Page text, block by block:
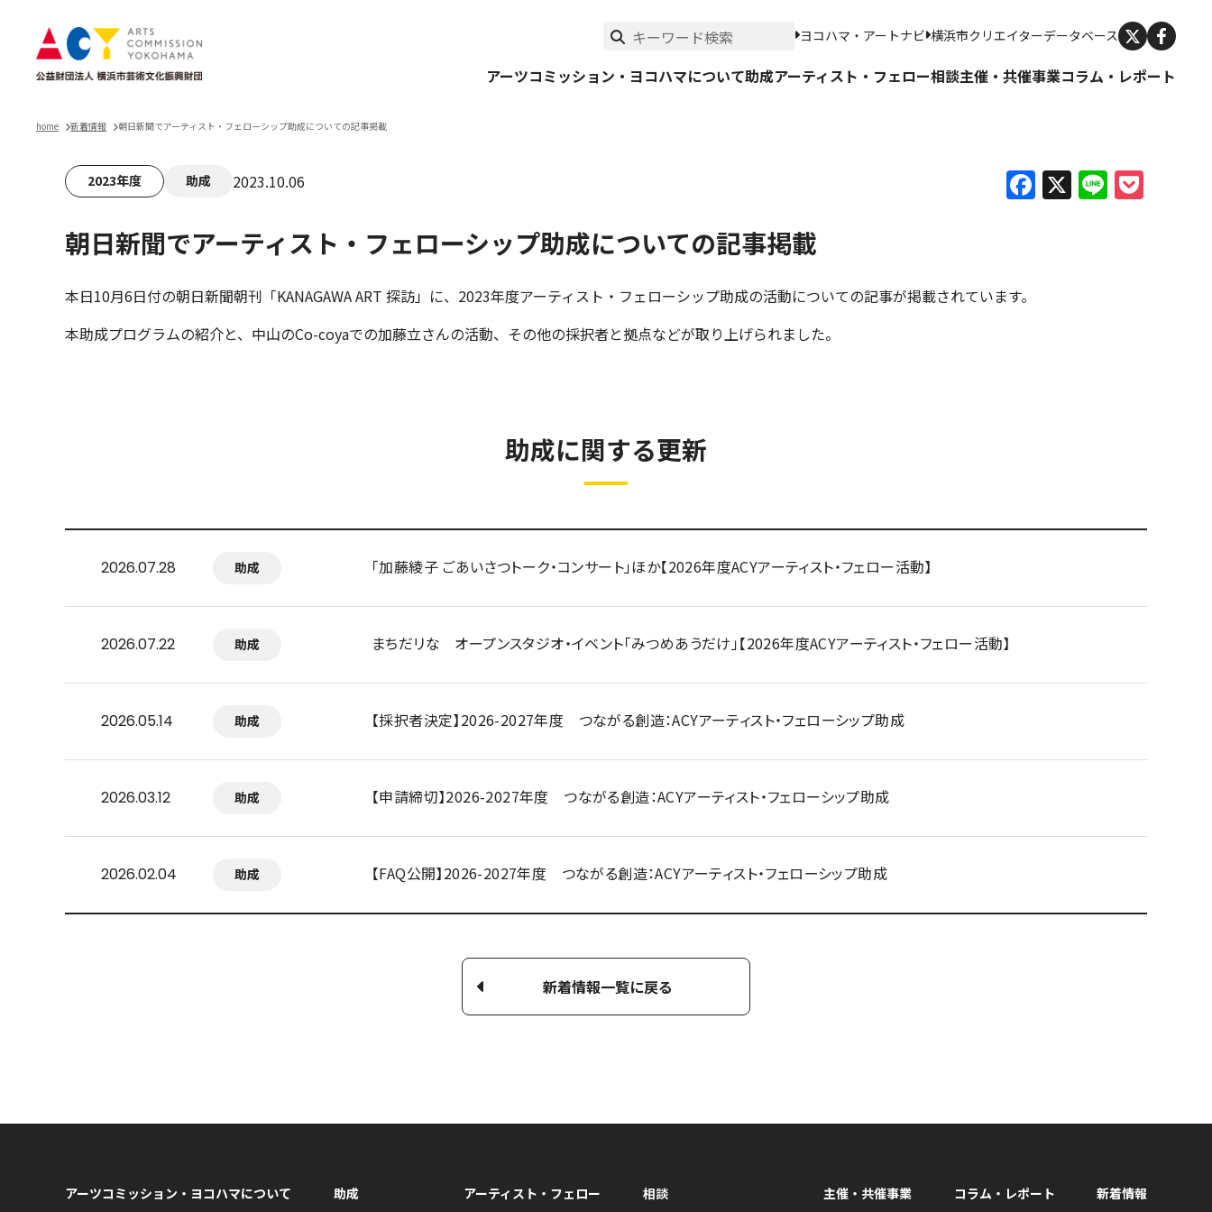
ヨコハマ・アートナビ 横浜市クリエイターデータベース
アーツコミッション・ヨコハマについて助成アーティスト・フェロー相談主催・共催事業コラム・レポート
home 新着情報 朝日新聞でアーティスト・フェローシップ助成についての記事掲載
2023年度 助成 2023.10.06 Facebook
X Line
朝日新聞でアーティスト・フェローシップ助成についての記事掲載
本日10月6日付の朝日新聞朝刊「KANAGAWA ART 探訪」に、2023年度アーティスト・フェローシップ助成の活動についての記事が掲載されています。
本助成プログラムの紹介と、中山のCo-coyaでの加藤立さんの活動、その他の採択者と拠点などが取り上げられました。
助成に関する更新
2026.07.28 助成 「加藤綾子 ごあいさつトーク・コンサート」ほか【2026年度ACYアーティスト・フェロー活動】
2026.07.22 助成 まちだリな オープンスタジオ・イベント「みつめあうだけ」【2026年度ACYアーティスト・フェロー活動】
2026.05.14 助成 【採択者決定】2026-2027年度 つながる創造：ACYアーティスト・フェローシップ助成
2026.03.12 助成 【申請締切】2026-2027年度 つながる創造：ACYアーティスト・フェローシップ助成
2026.02.04 助成 【FAQ公開】2026-2027年度 つながる創造：ACYアーティスト・フェローシップ助成
新着情報一覧に戻る
アーツコミッション・ヨコハマについて 助成 アーティスト・フェロー 相談 主催・共催事業 コラム・レポート 新着情報